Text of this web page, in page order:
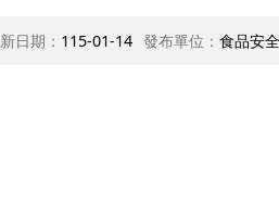
日期： 115-01-14 發布單位： 食品安